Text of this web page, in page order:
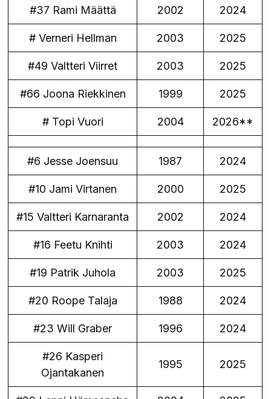
#37 Rami Määttä 2002 2024
# Verneri Hellman 2003 2025
#49 Valtteri Viirret 2003 2025
#66 Joona Riekkinen 1999 2025
# Topi Vuori 2004 2026**
#6 Jesse Joensuu 1987 2024
#10 Jami Virtanen 2000 2025
#15 Valtteri Karnaranta 2002 2024
#16 Feetu Knihti 2003 2024
#19 Patrik Juhola 2003 2025
#20 Roope Talaja 1988 2024
#23 Will Graber 1996 2024
#26 Kasperi
Ojantakanen
1995 2025